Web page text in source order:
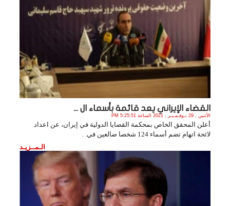
القضاء الإيراني يعد قائمة بأسماء ال ...
الأثنين , 29 نـوفـمـبـر , 2021 الساعة 5:25:51 PM
أعلن المحقق الخاص بمحكمة القضايا الدولية في إيران، عن اعداد
لائحة اتهام تضم أسماء 124 شخصا ضالعين في. .
الـمــزيـد